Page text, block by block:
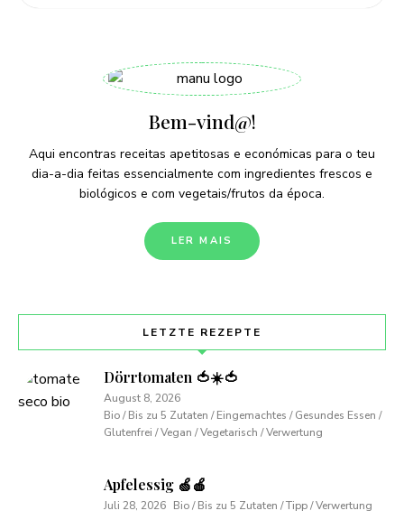
Bem-vind@!
Aqui encontras receitas apetitosas e económicas para o teu
dia-a-dia feitas essencialmente com ingredientes frescos e
biológicos e com vegetais/frutos da época.
LER MAIS
LETZTE REZEPTE
Dörrtomaten 🍅☀️🍅
August 8, 2026
Bio / Bis zu 5 Zutaten / Eingemachtes / Gesundes Essen /
Glutenfrei / Vegan / Vegetarisch / Verwertung
Apfelessig 🍏🍎
Juli 28, 2026 Bio / Bis zu 5 Zutaten / Tipp / Verwertung